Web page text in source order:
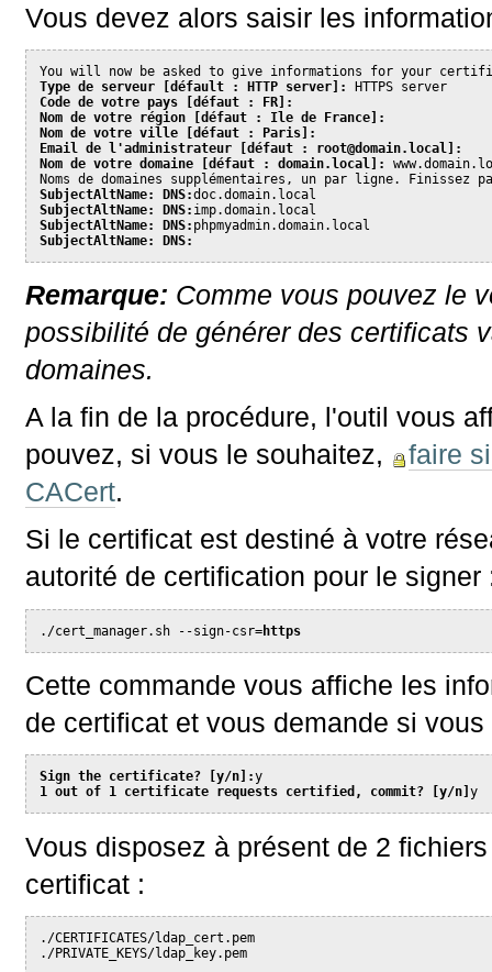
Vous devez alors saisir les
You will now be asked to give informations for your
Type de serveur [défault : HTTP server]:
HTTPS server
Code de votre pays [défaut : FR]:
Nom de votre région [défaut : Ile de France]:
Nom de votre ville [défaut : Paris]:
Email de l'administrateur [défaut : root@domain.local]:
Nom de votre domaine [défaut : domain.local]:
Noms de domaines supplémentaires, un par ligne. Finissez
SubjectAltName: DNS:doc.domain.local
SubjectAltName: DNS: imp.domain.local
SubjectAltName: DNS: phpmyadmin.domain.local
SubjectAltName: DNS:
Remarque: Comme vous pouvez le
possibilité de générer des certificats
domaines.
A la fin de la procédure, l'outil vous
pouvez, si vous le souhaitez,
faire
CACert.
Si le certificat est destiné à votre
autorité de certification pour le signer
./cert_manager.sh --sign-csr=https
Cette commande vous affiche les
de certificat et vous demande si
Sign the certificate? [y/n]:y
1 out of 1 certificate requests certified, commit? [y/n]y
Vous disposez à présent de 2
certificat :
./CERTIFICATES/ldap_cert.pem
./PRIVATE_KEYS/ldap_key.pem